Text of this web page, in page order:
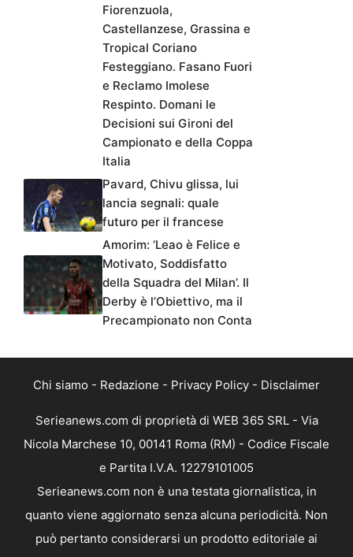
Fiorenzuola,
Castellanzese, Grassina e
Tropical Coriano
Festeggiano. Fasano Fuori
e Reclamo Imolese
Respinto. Domani le
Decisioni sui Gironi del
Campionato e della Coppa
Italia
Pavard, Chivu glissa, lui
lancia segnali: quale
futuro per il francese
Amorim: ‘Leao è Felice e
Motivato, Soddisfatto
della Squadra del Milan’. Il
Derby è l’Obiettivo, ma il
Precampionato non Conta
Chi siamo - Redazione - Privacy Policy - Disclaimer
Serieanews.com di proprietà di WEB 365 SRL - Via
Nicola Marchese 10, 00141 Roma (RM) - Codice Fiscale
e Partita I.V.A. 12279101005
Serieanews.com non è una testata giornalistica, in
quanto viene aggiornato senza alcuna periodicità. Non
può pertanto considerarsi un prodotto editoriale ai